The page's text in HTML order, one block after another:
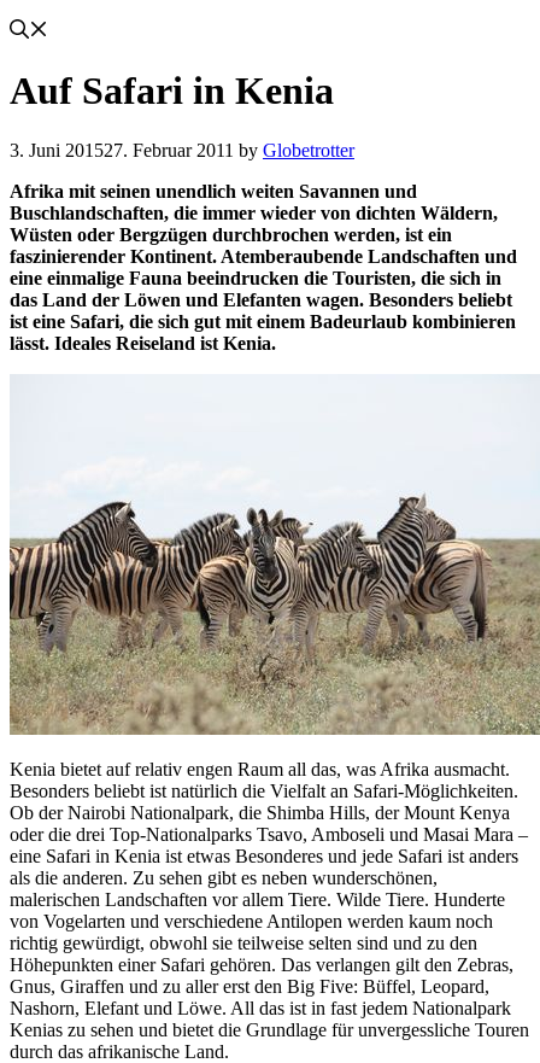
Auf Safari in Kenia
3. Juni 201527. Februar 2011 by Globetrotter
Afrika mit seinen unendlich weiten Savannen und
Buschlandschaften, die immer wieder von dichten Wäldern,
Wüsten oder Bergzügen durchbrochen werden, ist ein
faszinierender Kontinent. Atemberaubende Landschaften und
eine einmalige Fauna beeindrucken die Touristen, die sich in
das Land der Löwen und Elefanten wagen. Besonders beliebt
ist eine Safari, die sich gut mit einem Badeurlaub kombinieren
lässt. Ideales Reiseland ist Kenia.
Kenia bietet auf relativ engen Raum all das, was Afrika ausmacht.
Besonders beliebt ist natürlich die Vielfalt an Safari-Möglichkeiten.
Ob der Nairobi Nationalpark, die Shimba Hills, der Mount Kenya
oder die drei Top-Nationalparks Tsavo, Amboseli und Masai Mara –
eine Safari in Kenia ist etwas Besonderes und jede Safari ist anders
als die anderen. Zu sehen gibt es neben wunderschönen,
malerischen Landschaften vor allem Tiere. Wilde Tiere. Hunderte
von Vogelarten und verschiedene Antilopen werden kaum noch
richtig gewürdigt, obwohl sie teilweise selten sind und zu den
Höhepunkten einer Safari gehören. Das verlangen gilt den Zebras,
Gnus, Giraffen und zu aller erst den Big Five: Büffel, Leopard,
Nashorn, Elefant und Löwe. All das ist in fast jedem Nationalpark
Kenias zu sehen und bietet die Grundlage für unvergessliche Touren
durch das afrikanische Land.